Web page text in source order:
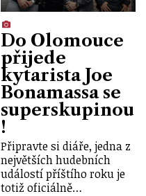
Do Olomouce
přijede
kytarista Joe
Bonamassa se
superskupinou
!
Připravte si diáře, jedna z
největších hudebních
událostí příštího roku je
totiž oficiálně…